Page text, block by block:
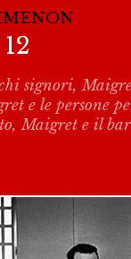
signori,
e le persone
Maigret e il